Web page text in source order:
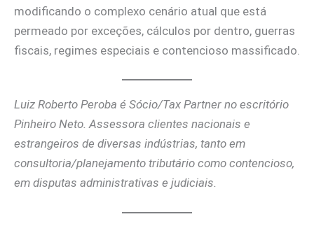
modificando o complexo cenário atual que está
permeado por exceções, cálculos por dentro, guerras
fiscais, regimes especiais e contencioso massificado.
Luiz Roberto Peroba é Sócio/Tax Partner no escritório
Pinheiro Neto. Assessora clientes nacionais e
estrangeiros de diversas indústrias, tanto em
consultoria/planejamento tributário como contencioso,
em disputas administrativas e judiciais.